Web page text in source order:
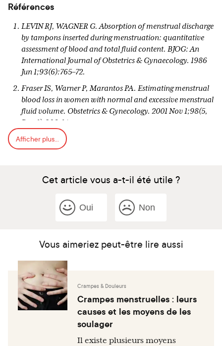
Références
LEVIN RJ, WAGNER G. Absorption of menstrual discharge
by tampons inserted during menstruation: quantitative
assessment of blood and total fluid content. BJOG: An
International Journal of Obstetrics & Gynaecology. 1986
Jun 1;93(6):765–72.
Fraser IS, Warner P, Marantos PA. Estimating menstrual
blood loss in women with normal and excessive menstrual
fluid volume. Obstetrics & Gynecology. 2001 Nov 1;98(5,
Part 1):806–14.
Afficher plus...
Cet article vous a-t-il été utile ?
Oui Non
Vous aimeriez peut-être lire aussi
Crampes & Douleurs
Crampes menstruelles : leurs
causes et les moyens de les
soulager
Il existe plusieurs moyens